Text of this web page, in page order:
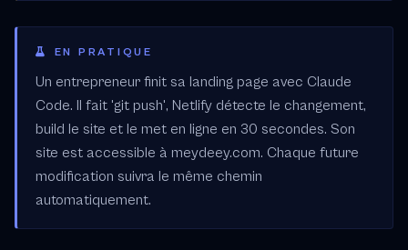
EN PRATIQUE
Un entrepreneur finit sa landing page avec Claude
Code. Il fait 'git push', Netlify détecte le changement,
build le site et le met en ligne en 30 secondes. Son
site est accessible à meydeey.com. Chaque future
modification suivra le même chemin
automatiquement.